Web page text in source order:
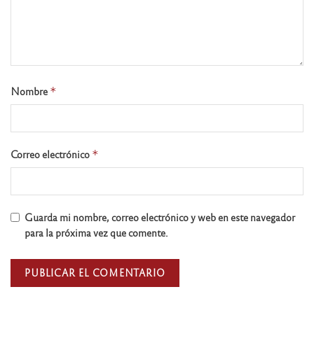
Nombre *
Correo electrónico *
Guarda mi nombre, correo electrónico y web en este navegador
para la próxima vez que comente.